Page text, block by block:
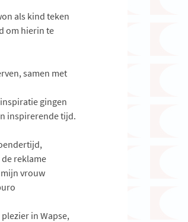
als kind teken
om hierin te
samen met
gingen
inspirerende tijd.
reklame
vrouw
in Wapse,